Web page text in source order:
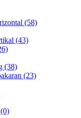
(58)
(43)
(38)
(23)